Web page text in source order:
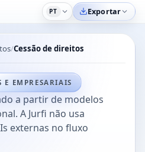
PT Exportar
Cessão de direitos
E EMPRESARIAIS
a partir de modelos
A Jurfi não usa
externas no fluxo